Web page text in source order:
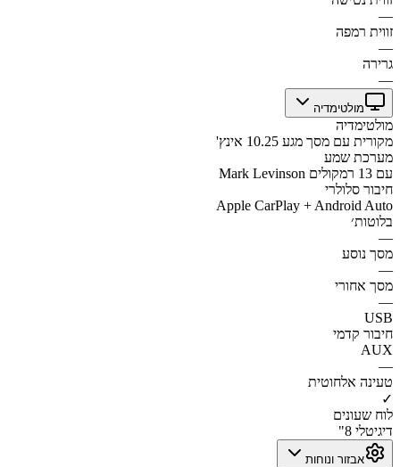
—
זווית רמפה
—
גרירה
—
מולטימדיה
מולטימדיה
מקורית עם מסך מגע 10.25 אינץ'
מערכת שמע
Mark Levinson עם 13 רמקולים
חיבור סלולרי
Apple CarPlay + Android Auto
בלוטות׳
—
מסך נוסע
—
מסך אחורי
—
USB
חיבור קדמי
AUX
—
טעינה אלחוטית
✓
לוח שעונים
דיגיטלי 8"
אבזור ונוחות